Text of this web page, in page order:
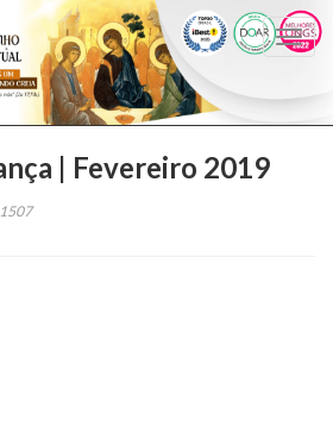
| Fevereiro 2019
1507